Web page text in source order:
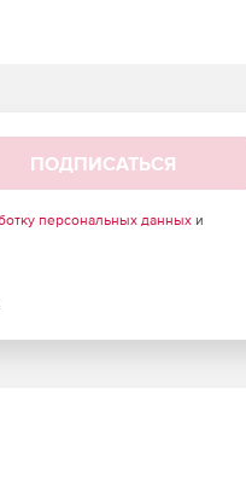
ПОДПИСАТЬСЯ
персональных данныхи